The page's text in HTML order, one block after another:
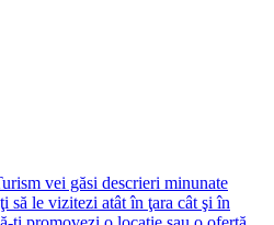
vei găsi descrieri minunate
să le vizitezi atât în ţara cât şi în